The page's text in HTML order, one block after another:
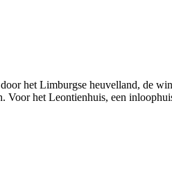
het Limburgse heuvelland, de
Voor het Leontienhuis, een